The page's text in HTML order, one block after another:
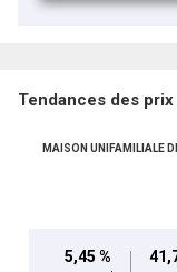
Tendances des
MAISON UNIFAMILIALE
5,45 %